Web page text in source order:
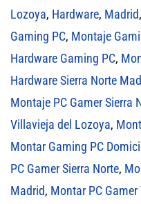
Lozoya, Hardware, Madrid,
Gaming PC, Montaje
Hardware Gaming PC,
Hardware Sierra Norte
Montaje PC Gamer Sierra
Villavieja del Lozoya,
Montar Gaming PC
PC Gamer Sierra Norte,
Madrid, Montar PC